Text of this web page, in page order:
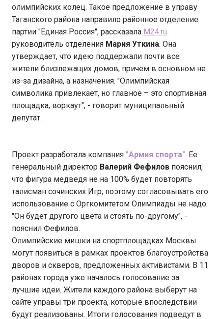
олимпийских колец. Такое предложение в управу
Таганского района направило районное отделение
партии "Единая Россия", рассказала M24.ru
руководитель отделения Мария Уткина. Она
утверждает, что идею поддержали почти все
жители близлежащих домов, причем в основном не
из-за дизайна, а назначения. "Олимпийская
символика привлекает, но главное – это спортивная
площадка, воркаут", - говорит муниципальный
депутат.
Проект разработала компания "Армия спорта". Ее
генеральный директор Валерий Фефилов пояснил,
что фигура медведя не на 100% будет повторять
талисман сочинских Игр, поэтому согласовывать его
использование с Оргкомитетом Олимпиады не надо.
"Он будет другого цвета и стоять по-другому", -
пояснил Фефилов.
Олимпийские мишки на спортплощадках Москвы
могут появиться в рамках проектов благоустройства
дворов и скверов, предложенных активистами. В 11
районах города уже началось голосование за
лучшие идеи. Жители каждого района выберут на
сайте управы три проекта, которые впоследствии
будут реализованы. Итоги голосования подведут в